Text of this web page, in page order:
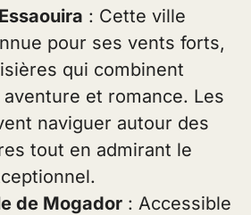
: Cette ville
pour ses vents forts,
qui combinent
et romance. Les
naviguer autour des
tout en admirant le
de Mogador : Accessible